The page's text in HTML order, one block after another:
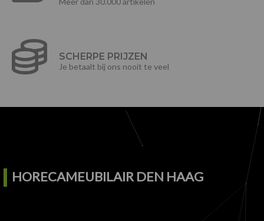
SCHERPE PRIJZEN
Je betaalt bij ons nooit te veel
HORECAMEUBILAIR DEN HAAG